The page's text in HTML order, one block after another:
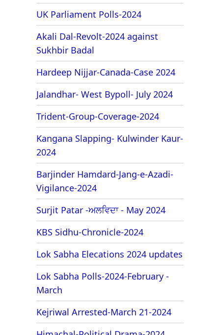
UK Parliament Polls-2024
Akali Dal-Revolt-2024 against
Sukhbir Badal
Hardeep Nijjar-Canada-Case 2024
Jalandhar- West Bypoll- July 2024
Trident-Group-Coverage-2024
Kangana Slapping- Kulwinder Kaur-
2024
Barjinder Hamdard-Jang-e-Azadi-
Vigilance-2024
Surjit Patar -ਅਲਵਿਦਾ - May 2024
KBS Sidhu-Chronicle-2024
Lok Sabha Elecations 2024 updates
Lok Sabha Polls-2024-February -
March
Kejriwal Arrested-March 21-2024